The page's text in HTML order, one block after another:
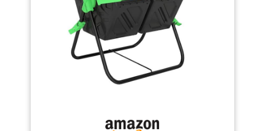
ailettes profondes défont
facilement les mottes et le
cliquet verrouillable permet un
contrôle précis de la fréquence
de rotation Système d'aération
amélioré : Des aérations
réglables intégrées assurent un
flux d'air équilibré à l'intérieur
du composteur de jardin, évitant
ainsi toute accumulation de
désagréables Conception
distribuer facilement l’engrais
liquide directement à vos
plantes via un tuyau de jardin.
Kit complet avec garantie :
Comprend 1 composteur rotatif
et 1 réservoir pour jus de
compost, avec une garantie de
3 ans pour plus de tranquillité